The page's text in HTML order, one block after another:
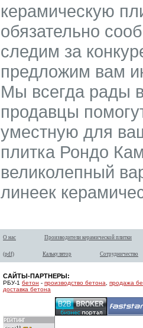
керамическую
обязательно
следим за
предложим вам
Мы всегда рады
продавцы
уместную для
плитка Рондо
великолепный
линеек
О нас Производители керамической плитки
(pdf) Калькулятор Сотрудничество
САЙТЫ-ПАРТНЕРЫ:
РБУ-1 бетон - производство бетона
продажа
доставка бетона